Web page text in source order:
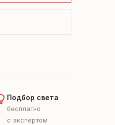
Подбор света
бесплатно
с экспертом